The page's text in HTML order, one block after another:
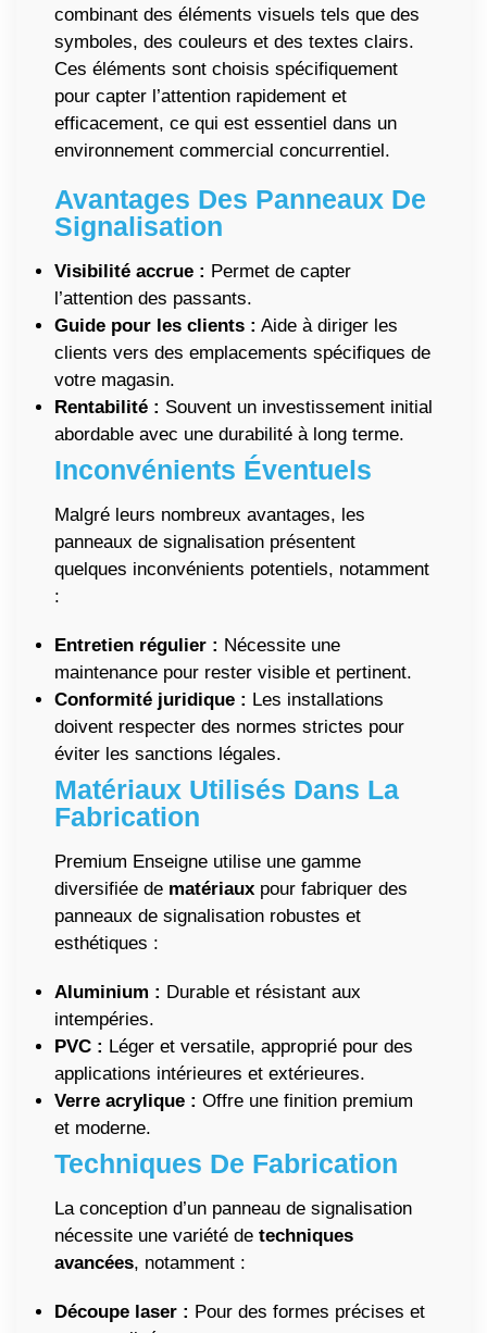
combinant des éléments visuels tels que des
symboles, des couleurs et des textes clairs.
Ces éléments sont choisis spécifiquement
pour capter l’attention rapidement et
efficacement, ce qui est essentiel dans un
environnement commercial concurrentiel.
Avantages Des Panneaux De
Signalisation
Visibilité accrue : Permet de capter
l’attention des passants.
Guide pour les clients : Aide à diriger les
clients vers des emplacements spécifiques de
votre magasin.
Rentabilité : Souvent un investissement initial
abordable avec une durabilité à long terme.
Inconvénients Éventuels
Malgré leurs nombreux avantages, les
panneaux de signalisation présentent
quelques inconvénients potentiels, notamment
:
Entretien régulier : Nécessite une
maintenance pour rester visible et pertinent.
Conformité juridique : Les installations
doivent respecter des normes strictes pour
éviter les sanctions légales.
Matériaux Utilisés Dans La
Fabrication
Premium Enseigne utilise une gamme
diversifiée de matériaux pour fabriquer des
panneaux de signalisation robustes et
esthétiques :
Aluminium : Durable et résistant aux
intempéries.
PVC : Léger et versatile, approprié pour des
applications intérieures et extérieures.
Verre acrylique : Offre une finition premium
et moderne.
Techniques De Fabrication
La conception d’un panneau de signalisation
nécessite une variété de techniques
avancées, notamment :
Découpe laser : Pour des formes précises et